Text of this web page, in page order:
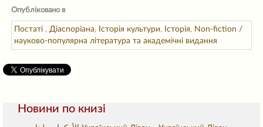
Опубліковано в
Постаті , Діаспоріана, Історія культури, Історія, Non-fiction /
науково-популярна література та академічні видання
Новини по книзі